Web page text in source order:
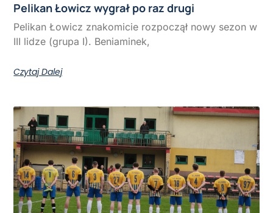
Pelikan Łowicz wygrał po raz drugi
Pelikan Łowicz znakomicie rozpoczął nowy sezon w
III lidze (grupa I). Beniaminek,
Czytaj Dalej